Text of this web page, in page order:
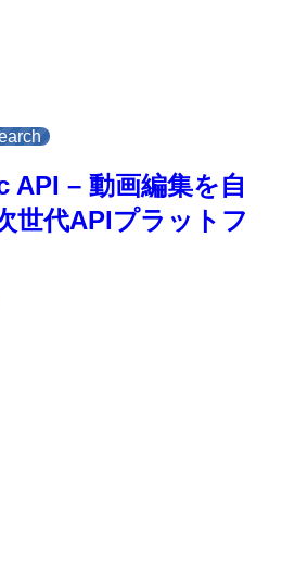
API – 動画編集を自
世代APIプラットフ